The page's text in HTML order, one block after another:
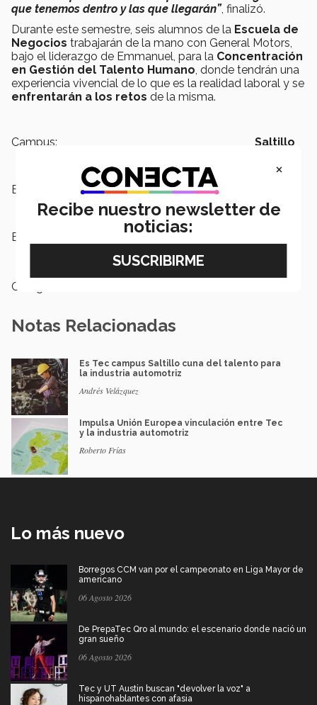
que tenemos dentro y las que llegarán”, finalizó.
Durante este semestre, seis alumnos de la Escuela de
Negocios trabajarán de la mano con General Motors,
bajo el liderazgo de Emmanuel, para la Concentración
en Gestión del Talento Humano, donde tendrán una
experiencia vivencial de lo que es la realidad laboral y se
enfrentarán a los retos de la misma.
Campus: Saltillo
Escuelas:
Etiquetas:
Categoría:
Notas Relacionadas
Es Tec campus Saltillo cuna del talento para
la industria automotriz
Andrés Velázquez
Impulsa Unión Europea vinculación entre Tec
y la industria automotriz
Roberto Frías
Lo más nuevo
Borregos CCM van por el campeonato en Liga Mayor de
americano
06 Agosto 2026
De PrepaTec Qro al mundo: el escenario donde nació un
gran sueño
06 Agosto 2026
Tec y UT Austin buscan "devolver la voz" a
hispanohablantes con afasia
×
Recibe nuestro newsletter de
noticias: